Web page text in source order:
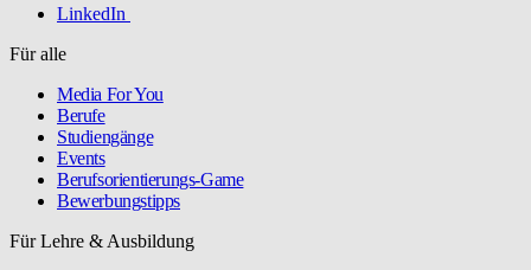
LinkedIn
Für alle
Media For You
Berufe
Studiengänge
Events
Berufsorientierungs-Game
Bewerbungstipps
Für Lehre & Ausbildung